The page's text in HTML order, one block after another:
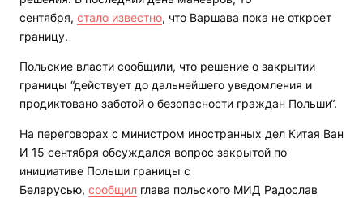
сентября, стало известно, что Варшава пока не откроет
границу.
Польские власти сообщили, что решение о закрытии
границы “действует до дальнейшего уведомления и
продиктовано заботой о безопасности граждан Польши“.
На переговорах с министром иностранных дел Китая Ван
И 15 сентября обсуждался вопрос закрытой по
инициативе Польши границы с
Беларусью, сообщил глава польского МИД Радослав